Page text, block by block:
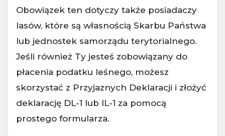
Obowiązek ten dotyczy także posiadaczy
lasów, które są własnością Skarbu Państwa
lub jednostek samorządu terytorialnego.
Jeśli również Ty jesteś zobowiązany do
płacenia podatku leśnego, możesz
skorzystać z Przyjaznych Deklaracji i złożyć
deklarację DL-1 lub IL-1 za pomocą
prostego formularza.